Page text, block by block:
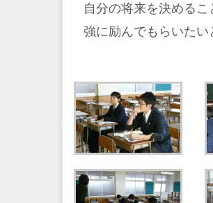
自分の将来を決める
強に励んでもらいたい